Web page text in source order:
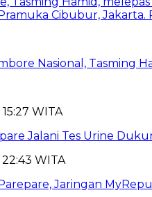
Nasional, Tasming
WITA
Jalani Tes Urine
WITA
Jaringan